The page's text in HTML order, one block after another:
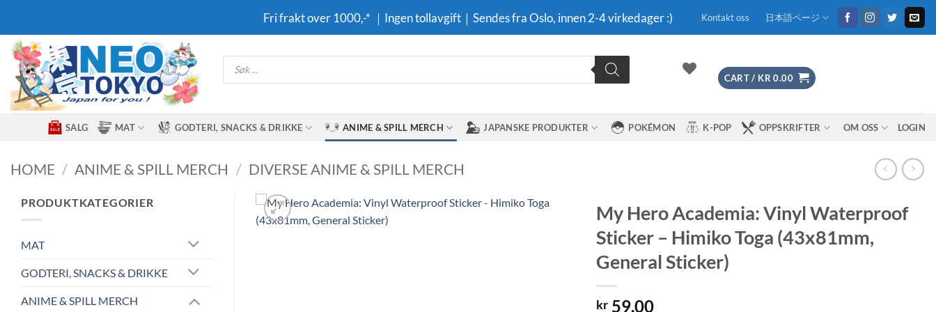
content
Fri frakt over 1000,-* ｜Ingen tollavgift｜Sendes fra Oslo, innen 2-4 virkedager :) Kontakt oss 日本語ページ
Products
search
CART / KR 0.00
SALG MAT GODTERI, SNACKS & DRIKKE ANIME & SPILL MERCH JAPANSKE PRODUKTER POKÉMON K-POP OPPSKRIFTER OM OSS LOGIN
HOME / ANIME & SPILL MERCH / DIVERSE ANIME & SPILL MERCH
PRODUKTKATEGORIER
MAT
GODTERI, SNACKS & DRIKKE
ANIME & SPILL MERCH
My Hero Academia: Vinyl Waterproof
Sticker – Himiko Toga (43x81mm,
General Sticker)
kr59.00